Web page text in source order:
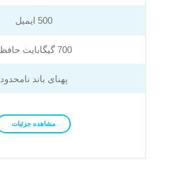
500 ایمیل
700 گیگابایت حافظه
پهنای باند نامحدود
مشاهده جزئیات